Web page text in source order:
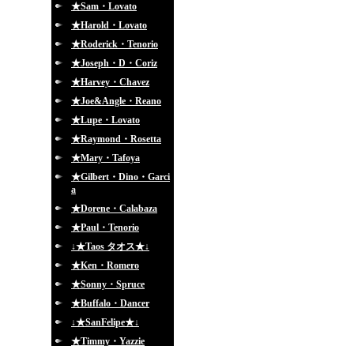
★Sam・Lovato
★Harold・Lovato
★Roderick・Tenorio
★Joseph・D・Coriz
★Harvey・Chavez
★Joe&Angle・Reano
★Lupe・Lovato
★Raymond・Rosetta
★Mary・Tafoya
★Gilbert・Dino・Garci
a
★Dorene・Calabaza
★Paul・Tenorio
↓★Taos タオス★↓
★Ken・Romero
★Sonny・Spruce
★Buffalo・Dancer
↓★SanFelipe★↓
★Timmy・Yazzie